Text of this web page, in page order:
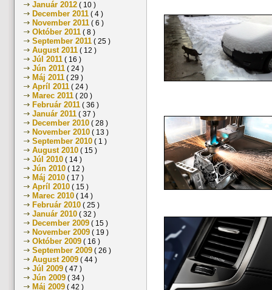
Január 2012 ( 10 )
December 2011 ( 4 )
November 2011 ( 6 )
Október 2011 ( 8 )
September 2011 ( 25 )
August 2011 ( 12 )
Júl 2011 ( 16 )
Jún 2011 ( 24 )
Máj 2011 ( 29 )
Apríl 2011 ( 24 )
Marec 2011 ( 20 )
Február 2011 ( 36 )
Január 2011 ( 37 )
December 2010 ( 28 )
November 2010 ( 13 )
September 2010 ( 1 )
August 2010 ( 15 )
Júl 2010 ( 14 )
Jún 2010 ( 12 )
Máj 2010 ( 17 )
Apríl 2010 ( 15 )
Marec 2010 ( 14 )
Február 2010 ( 25 )
Január 2010 ( 32 )
December 2009 ( 15 )
November 2009 ( 19 )
Október 2009 ( 16 )
September 2009 ( 26 )
August 2009 ( 44 )
Júl 2009 ( 47 )
Jún 2009 ( 34 )
Máj 2009 ( 42 )